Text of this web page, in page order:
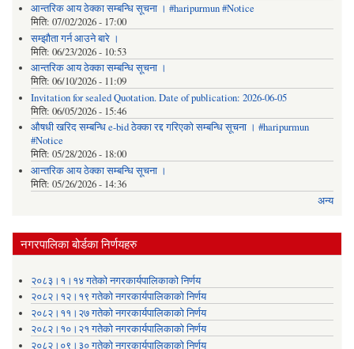
आन्तरिक आय ठेक्का सम्बन्धि सूचना । #haripurmun #Notice
मिति: 07/02/2026 - 17:00
सम्झौता गर्न आउने बारे ।
मिति: 06/23/2026 - 10:53
आन्तरिक आय ठेक्का सम्बन्धि सूचना ।
मिति: 06/10/2026 - 11:09
Invitation for sealed Quotation. Date of publication: 2026-06-05
मिति: 06/05/2026 - 15:46
औषधी खरिद सम्बन्धि e-bid ठेक्का रद्द गरिएको सम्बन्धि सूचना । #haripurmun
#Notice
मिति: 05/28/2026 - 18:00
आन्तरिक आय ठेक्का सम्बन्धि सूचना ।
मिति: 05/26/2026 - 14:36
अन्य
नगरपालिका बोर्डका निर्णयहरु
२०८३।१।१४ गतेको नगरकार्यपालिकाको निर्णय
२०८२।१२।१९ गतेको नगरकार्यपालिकाको निर्णय
२०८२।११।२७ गतेको नगरकार्यपालिकाको निर्णय
२०८२।१०।२१ गतेको नगरकार्यपालिकाको निर्णय
२०८२।०९।३० गतेको नगरकार्यपालिकाको निर्णय